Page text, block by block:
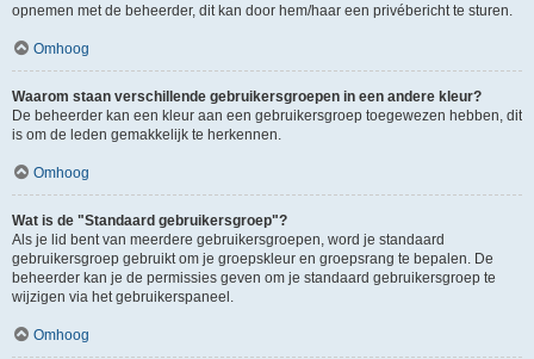
opnemen met de beheerder, dit kan door hem/haar een privébericht te sturen.
Omhoog
Waarom staan verschillende gebruikersgroepen in een andere kleur?
De beheerder kan een kleur aan een gebruikersgroep toegewezen hebben, dit
is om de leden gemakkelijk te herkennen.
Omhoog
Wat is de "Standaard gebruikersgroep"?
Als je lid bent van meerdere gebruikersgroepen, word je standaard
gebruikersgroep gebruikt om je groepskleur en groepsrang te bepalen. De
beheerder kan je de permissies geven om je standaard gebruikersgroep te
wijzigen via het gebruikerspaneel.
Omhoog